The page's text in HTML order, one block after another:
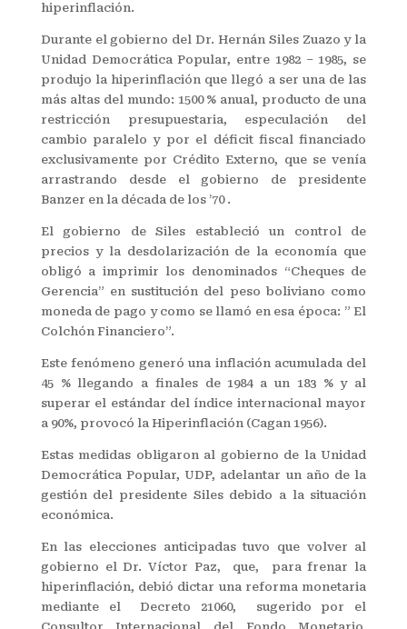
hiperinflación.
Durante el gobierno del Dr. Hernán Siles Zuazo y la
Unidad Democrática Popular, entre 1982 – 1985, se
produjo la hiperinflación que llegó a ser una de las
más altas del mundo: 1500 % anual, producto de una
restricción presupuestaria, especulación del
cambio paralelo y por el déficit fiscal financiado
exclusivamente por Crédito Externo, que se venía
arrastrando desde el gobierno de presidente
Banzer en la década de los ’70 .
El gobierno de Siles estableció un control de
precios y la desdolarización de la economía que
obligó a imprimir los denominados “Cheques de
Gerencia” en sustitución del peso boliviano como
moneda de pago y como se llamó en esa época: ” El
Colchón Financiero”.
Este fenómeno generó una inflación acumulada del
45 % llegando a finales de 1984 a un 183 % y al
superar el estándar del índice internacional mayor
a 90%, provocó la Hiperinflación (Cagan 1956).
Estas medidas obligaron al gobierno de la Unidad
Democrática Popular, UDP, adelantar un año de la
gestión del presidente Siles debido a la situación
económica.
En las elecciones anticipadas tuvo que volver al
gobierno el Dr. Víctor Paz, que, para frenar la
hiperinflación, debió dictar una reforma monetaria
mediante el Decreto 21060, sugerido por el